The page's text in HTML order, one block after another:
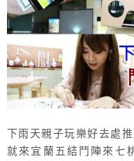
下雨天親子玩樂好去處
就來宜蘭五結鬥陣來七